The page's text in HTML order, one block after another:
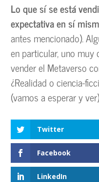
Lo que sí se está
expectativa en sí
antes mencionado).
en particular, uno
vender el Metaverso
¿Realidad o ciencia-
(vamos a esperar y
Twitter
Facebook
LinkedIn